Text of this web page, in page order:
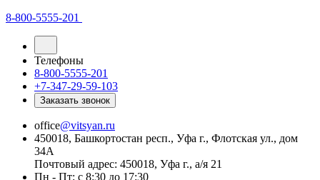
8-800-5555-201
Телефоны
8-800-5555-201
+7-347-29-59-103
Заказать звонок
office@vitsyan.ru
450018, Башкортостан респ., Уфа г., Флотская ул., дом
34А
Почтовый адрес: 450018, Уфа г., а/я 21
Пн - Пт: с 8:30 до 17:30